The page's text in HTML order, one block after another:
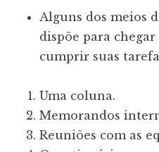
Alguns dos meios
dispõe para
cumprir suas
Uma coluna.
Memorandos
Reuniões com as